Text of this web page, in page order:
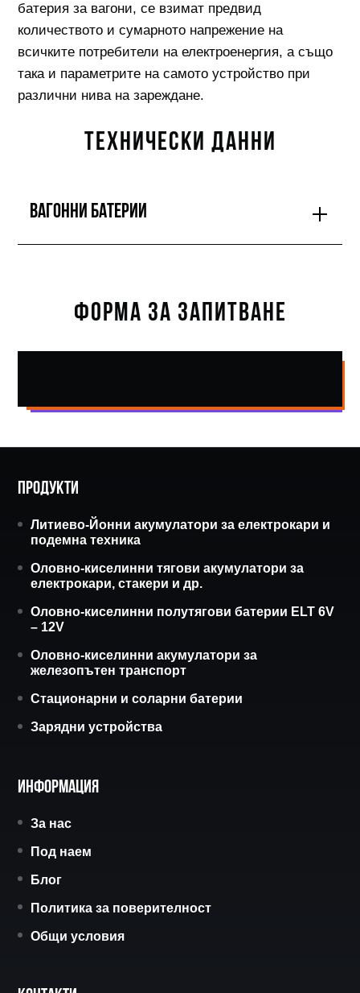
батерия за вагони, се взимат предвид
количеството и сумарното напрежение на
всичките потребители на електроенергия, а също
така и параметрите на самото устройство при
различни нива на зареждане.
ТЕХНИЧЕСКИ ДАННИ
Вагонни батерии
ФОРМА ЗА ЗАПИТВАНЕ
Продукти
Литиево-Йонни акумулатори за електрокари и
подемна техника
Оловно-киселинни тягови акумулатори за
електрокари, стакери и др.
Оловно-киселинни полутягови батерии ELT 6V
– 12V
Оловно-киселинни акумулатори за
железопътен транспорт
Стационарни и соларни батерии
Зарядни устройства
Информация
За нас
Под наем
Блог
Политика за поверителност
Общи условия